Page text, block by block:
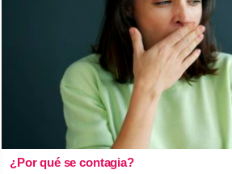
¿Por qué se contagia?